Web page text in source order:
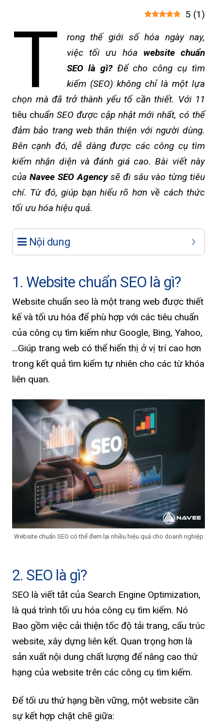
5 (1 )
T
rong thế giới số hóa ngày nay,
việc tối ưu hóa website chuẩn
SEO là gì?Để cho công cụ tìm
kiếm (SEO) không chỉ là một lựa
chọn mà đã trở thành yếu tố cần thiết. Với 11
tiêu chuẩn SEO được cập nhật mới nhất, có thể
đảm bảo trang web thân thiện với người dùng.
Bên cạnh đó, dễ dàng được các công cụ tìm
kiếm nhận diện và đánh giá cao. Bài viết này
của Navee SEO Agencysẽ đi sâu vào từng tiêu
chí. Từ đó, giúp bạn hiểu rõ hơn về cách thức
tối ưu hóa hiệu quả.
Nội dung
1. Website chuẩn SEO là gì?
Website chuẩn seo là một trang web được thiết
kế và tối ưu hóa để phù hợp với các tiêu chuẩn
của công cụ tìm kiếm như Google, Bing, Yahoo,
…Giúp trang web có thể hiển thị ở vị trí cao hơn
trong kết quả tìm kiếm tự nhiên cho các từ khóa
liên quan.
Website chuẩn SEO có thể đem lại nhiều hiệu quả cho doanh nghiệp
2. SEO là gì?
SEO là viết tắt của Search Engine Optimization,
là quá trình tối ưu hóa công cụ tìm kiếm. Nó
Bao gồm việc cải thiện tốc độ tải trang, cấu trúc
website, xây dựng liên kết. Quan trọng hơn là
sản xuất nội dung chất lượng để nâng cao thứ
hạng của website trên các công cụ tìm kiếm.
Để tối ưu thứ hạng bền vững, một website cần
sự kết hợp chặt chẽ giữa: